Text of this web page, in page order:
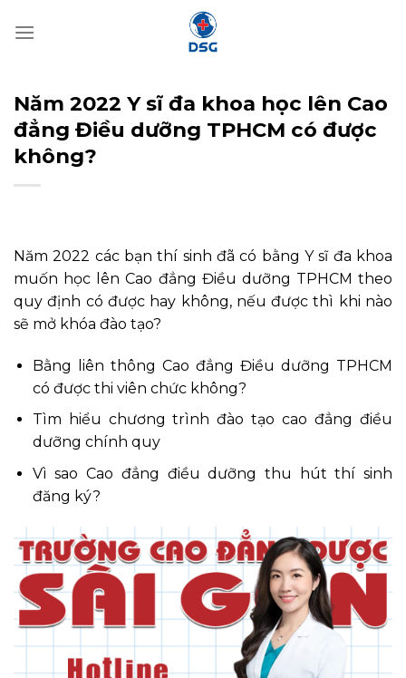
qua
Năm 2022 Y sĩ đa khoa học lên Cao
đẳng Điều dưỡng TPHCM có được
không?
Năm 2022 các bạn thí sinh đã có bằng Y sĩ đa khoa
muốn học lên Cao đẳng Điều dưỡng TPHCM theo
quy định có được hay không, nếu được thì khi nào
sẽ mở khóa đào tạo?
Bằng liên thông Cao đẳng Điều dưỡng TPHCM
có được thi viên chức không?
Tìm hiểu chương trình đào tạo cao đẳng điều
dưỡng chính quy
Vì sao Cao đẳng điều dưỡng thu hút thí sinh
đăng ký?